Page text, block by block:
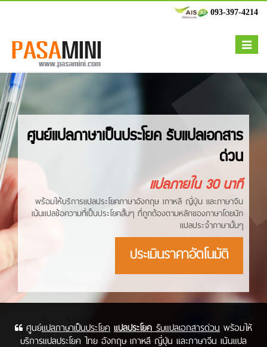
093-397-4214
Toggle
ศูนย์แปลภาษาเป็นประโยค รับแปลเอกสาร
ด่วน
แปลภายใน 30 นาที
พร้อมให้บริการแปลประโยคภาษาอังกฤษ เกาหลี ญี่ปุ่น และภาษาจีน
เน้นแปลข้อความที่เป็นประโยคสั้นๆ ที่ถูกต้องตามหลักของภาษาโดยนัก
แปลประจำภาษานั้นๆ
ประเมินราคาอัตโนมัติ
ศูนย์แปลภาษาเป็นประโยค แปลประโยค รับแปลเอกสารด่วน พร้อมให้
บริการแปลประโยค ไทย อังกฤษ เกาหลี ญี่ปุ่น และภาษาจีน เน้นแปล